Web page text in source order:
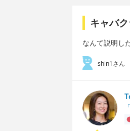
キャバ
なんて説明し
shin1さん